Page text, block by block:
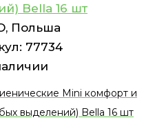
Bella 16 шт
Польша
77734
Mini комфорт и
выделений) Bella 16 шт